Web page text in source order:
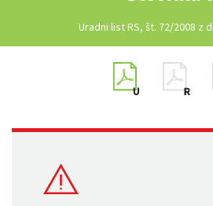
Uradni list RS, št. 72/2008 z